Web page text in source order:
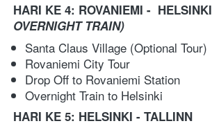
HARI KE 4: ROVANIEMI -  HELSINKI
OVERNIGHT TRAIN)
Santa Claus Village (Optional Tour)
Rovaniemi City Tour
Drop Off to Rovaniemi Station
Overnight Train to Helsinki
HARI KE 5: HELSINKI - TALLINN